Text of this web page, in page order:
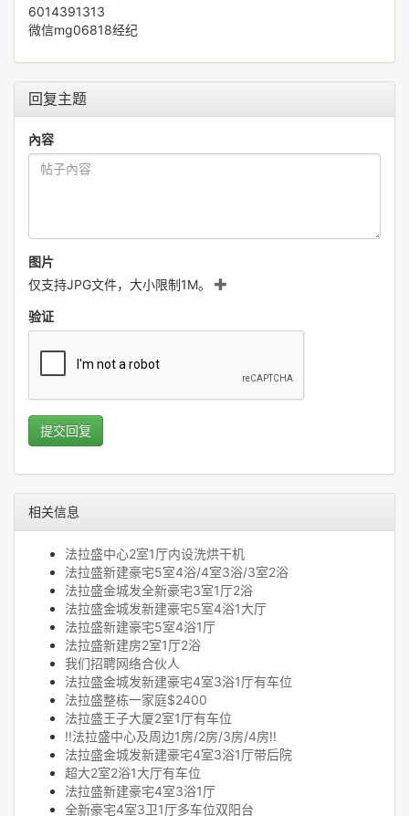
6014391313
微信mg06818经纪
回复主题
內容
图片
仅支持JPG文件，大小限制1M。
验证
提交回复
相关信息
法拉盛中心2室1厅内设洗烘干机
法拉盛新建豪宅5室4浴/4室3浴/3室2浴
法拉盛金城发全新豪宅3室1厅2浴
法拉盛金城发新建豪宅5室4浴1大厅
法拉盛新建豪宅5室4浴1厅
法拉盛新建房2室1厅2浴
我们招聘网络合伙人
法拉盛金城发新建豪宅4室3浴1厅有车位
法拉盛整栋一家庭$2400
法拉盛王子大厦2室1厅有车位
‼️法拉盛中心及周边1房/2房/3房/4房‼️
法拉盛金城发新建豪宅4室3浴1厅带后院
超大2室2浴1大厅有车位
法拉盛新建豪宅4室3浴1厅
全新豪宅4室3卫1厅多车位双阳台